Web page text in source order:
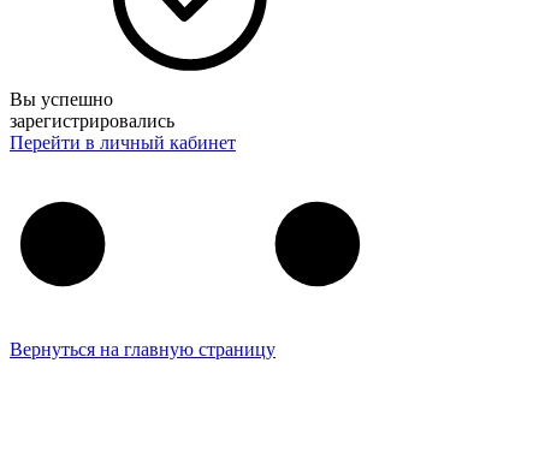
Вы успешно
зарегистрировались
Перейти в личный кабинет
Вернуться на главную страницу